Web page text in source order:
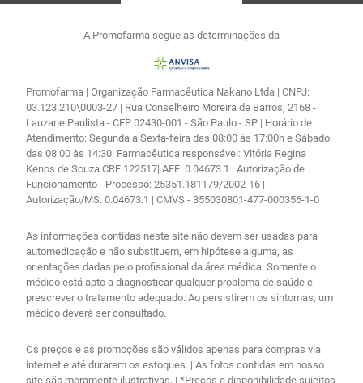
A Promofarma segue as determinações da
Promofarma | Organização Farmacêutica Nakano Ltda | CNPJ:
03.123.210\0003-27 | Rua Conselheiro Moreira de Barros, 2168 -
Lauzane Paulista - CEP 02430-001 - São Paulo - SP | Horário de
Atendimento: Segunda à Sexta-feira das 08:00 às 17:00h e Sábado
das 08:00 às 14:30| Farmacêutica responsável: Vitória Regina
Kenps de Souza CRF 122517| AFE: 0.04673.1 | Autorização de
Funcionamento - Processo: 25351.181179/2002-16 |
Autorização/MS: 0.04673.1 | CMVS - 355030801-477-000356-1-0
As informações contidas neste site não devem ser usadas para
automedicação e não substituem, em hipótese alguma, as
orientações dadas pelo profissional da área médica. Somente o
médico está apto a diagnosticar qualquer problema de saúde e
prescrever o tratamento adequado. Ao persistirem os sintomas, um
médico deverá ser consultado.
Os preços e as promoções são válidos apenas para compras via
internet e até durarem os estoques. | As fotos contidas em nosso
site são meramente ilustrativas. | *Preços e disponibilidade sujeitos